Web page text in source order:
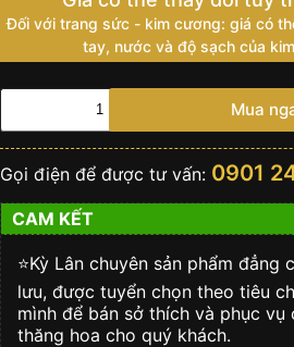
Đối với trang sức - kim cương: giá có
tay, nước và độ sạch của
Đồng
Rolex
Date
kim
cương
228398TBR-
0036
số
lượng
Mua
Gọi điện để được tư vấn: 0901
CAM KẾT
⭐️Kỳ Lân chuyên sản phẩm đẳng
lưu, được tuyển chọn theo tiêu
mình để bán sở thích và phục vụ
thăng hoa cho quý khách.